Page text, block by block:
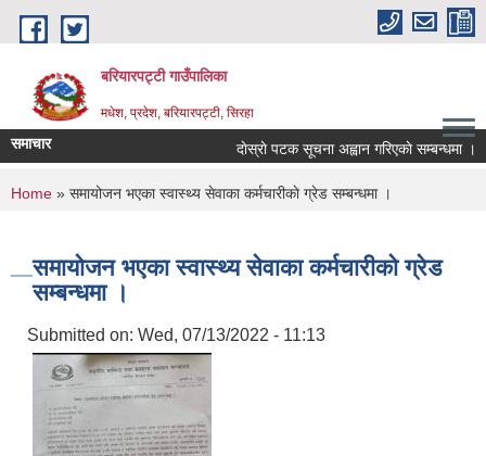
Skip to main content
बरियारपट्टी गाउँपालिका
मधेश, प्रदेश, बरियारपट्टी, सिरहा
समाचार दाेस्राे पटक सूचना अह्वान गरिएकाे सम्बन्धमा ।
You are here
Home » समायोजन भएका स्वास्थ्य सेवाका कर्मचारीकाे ग्रेड सम्बन्धमा ।
समायोजन भएका स्वास्थ्य सेवाका कर्मचारीकाे ग्रेड
सम्बन्धमा ।
Submitted on: Wed, 07/13/2022 - 11:13